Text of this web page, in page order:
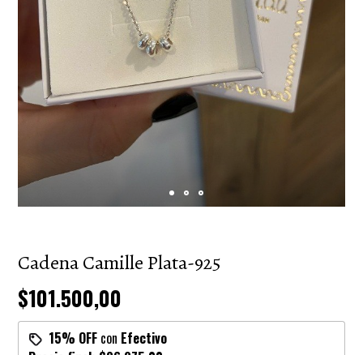
Cadena Camille Plata-925
$101.500,00
15% OFF con Efectivo